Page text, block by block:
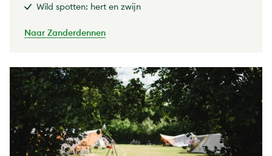
Wild spotten: hert en zwijn
Naar Zanderdennen